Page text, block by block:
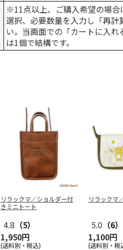
※11点以上、ご購入希望の場合
選択、必要数量を入力し「再
い。当画面での「カートに入
は1個で結構です。
リラックマ／ショルダー付
きミニトート
4.8 （5）
1,950円
(送料別・税込)
リラックマ
5.0 （6）
1,100円
(送料別・税